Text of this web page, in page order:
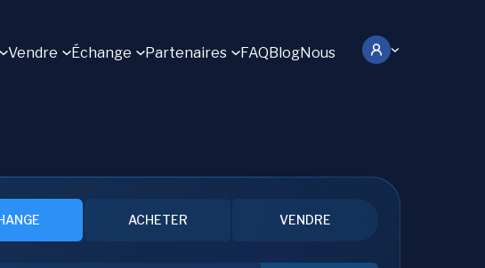
Vendre Échange Partenaires FAQBlogNous
ACHETER VENDRE